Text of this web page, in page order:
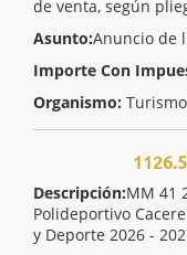
de venta, según
Asunto:Anuncio de
Importe Con
Organismo:
Descripción:MM 41
Polideportivo
y Deporte 2026 -